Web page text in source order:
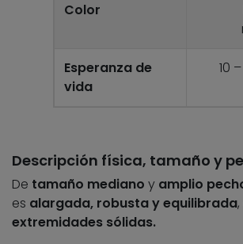
Color
Esperanza de
vida
10
Descripción física, tamaño y
De tamaño mediano y amplio
es alargada, robusta y equilibrada
extremidades sólidas.